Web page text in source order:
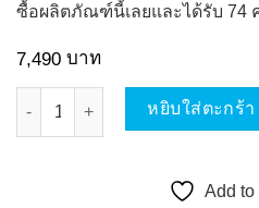
ซื้อผลิตภัณฑ์นี้เลยและได้รับ 74
7,490 บาท
จำนวน MSI SSD SPATIUM M480
หยิบใส่ตะกร้า
Add to